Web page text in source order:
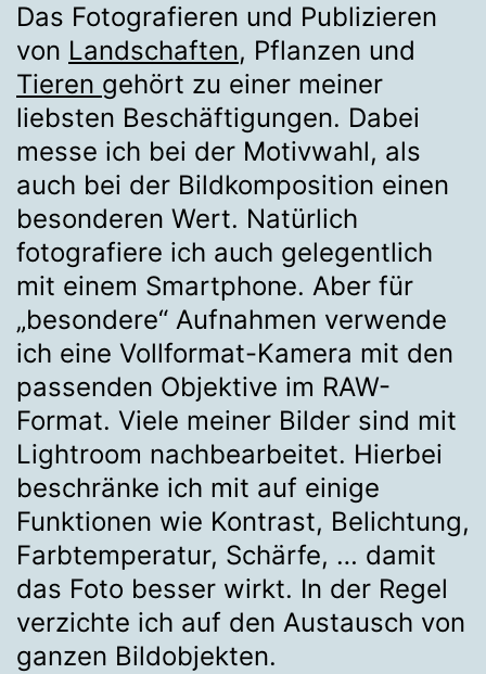
Das Fotografieren und Publizieren
von Landschaften, Pflanzen und
Tieren gehört zu einer meiner
liebsten Beschäftigungen. Dabei
messe ich bei der Motivwahl, als
auch bei der Bildkomposition einen
besonderen Wert. Natürlich
fotografiere ich auch gelegentlich
mit einem Smartphone. Aber für
„besondere“ Aufnahmen verwende
ich eine Vollformat-Kamera mit den
passenden Objektive im RAW-
Format. Viele meiner Bilder sind mit
Lightroom nachbearbeitet. Hierbei
beschränke ich mit auf einige
Funktionen wie Kontrast, Belichtung,
Farbtemperatur, Schärfe, … damit
das Foto besser wirkt. In der Regel
verzichte ich auf den Austausch von
ganzen Bildobjekten.